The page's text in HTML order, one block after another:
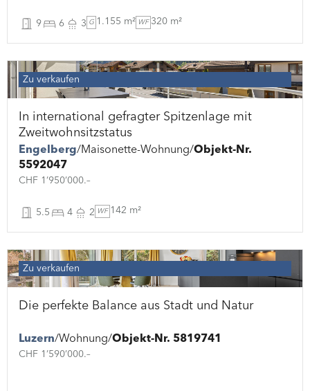
9 6 3 G 1.155 m² WF 320 m²
Zu verkaufen
In international gefragter Spitzenlage mit
Zweitwohnsitzstatus
Engelberg Maisonette-Wohnung Objekt-Nr.
5592047
CHF 1’950’000.–
5.5 4 2 WF 142 m²
Zu verkaufen
Die perfekte Balance aus Stadt und Natur
Luzern Wohnung Objekt-Nr. 5819741
CHF 1’590’000.–